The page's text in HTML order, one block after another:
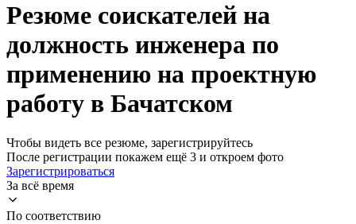
Резюме соискателей на
должность инженера по
применению на проектную
работу в Бачатском
Чтобы видеть все резюме, зарегистрируйтесь
После регистрации покажем ещё 3 и откроем фото
Зарегистрироваться
За всё время
По соответствию